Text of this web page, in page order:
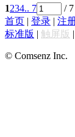
1234.. 7 /
首页 | 登录 | 注
标准版 | 触屏版 |
© Comsenz Inc.